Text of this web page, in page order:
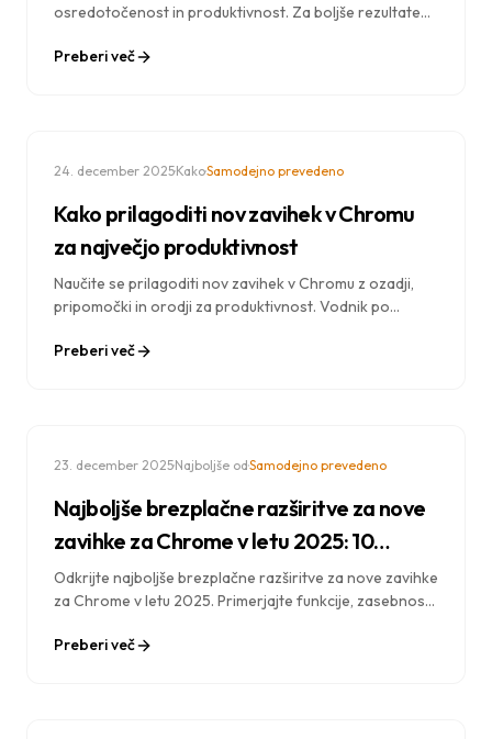
osredotočenost in produktivnost. Za boljše rezultate
namizju in digitalnem delovnem prostoru.
Preberi več
24. december 2025·Kako·Samodejno prevedeno
Kako prilagoditi nov zavihek v Chromu
za največjo produktivnost
Naučite se prilagoditi nov zavihek v Chromu z ozadji,
pripomočki in orodji za produktivnost. Vodnik po
zavihkom.
Preberi več
23. december 2025·Najboljše od·Samodejno prevedeno
Najboljše brezplačne razširitve za nove
zavihke za Chrome v letu 2025: 10
najboljših izbir
Odkrijte najboljše brezplačne razširitve za nove zavihke
za Chrome v letu 2025. Primerjajte funkcije, zasebnost
zamenjavo za nov zavihek.
Preberi več